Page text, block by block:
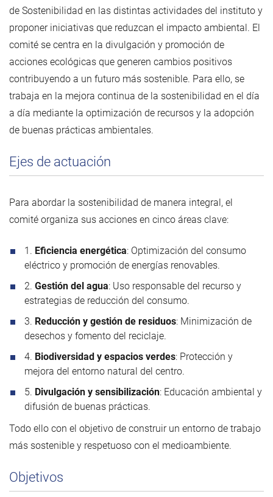
de Sostenibilidad en las distintas actividades del instituto y
proponer iniciativas que reduzcan el impacto ambiental. El
comité se centra en la divulgación y promoción de
acciones ecológicas que generen cambios positivos
contribuyendo a un futuro más sostenible. Para ello, se
trabaja en la mejora continua de la sostenibilidad en el día
a día mediante la optimización de recursos y la adopción
de buenas prácticas ambientales.
Ejes de actuación
Para abordar la sostenibilidad de manera integral, el
comité organiza sus acciones en cinco áreas clave:
1. Eficiencia energética: Optimización del consumo
eléctrico y promoción de energías renovables.
2. Gestión del agua: Uso responsable del recurso y
estrategias de reducción del consumo.
3. Reducción y gestión de residuos: Minimización de
desechos y fomento del reciclaje.
4. Biodiversidad y espacios verdes: Protección y
mejora del entorno natural del centro.
5. Divulgación y sensibilización: Educación ambiental y
difusión de buenas prácticas.
Todo ello con el objetivo de construir un entorno de trabajo
más sostenible y respetuoso con el medioambiente.
Objetivos